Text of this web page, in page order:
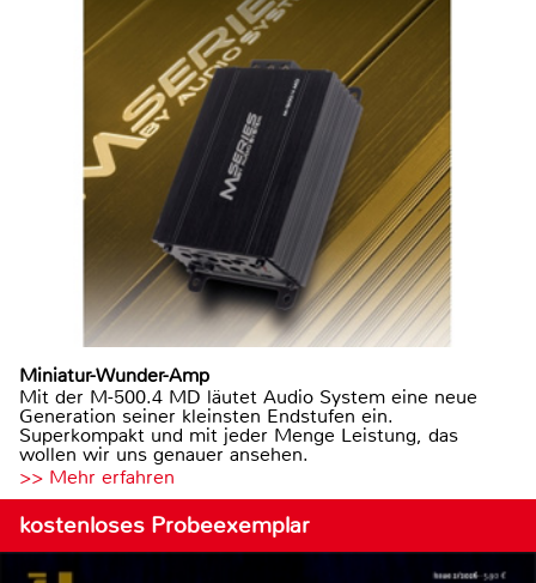
Miniatur-Wunder-Amp
Mit der M-500.4 MD läutet Audio System eine neue
Generation seiner kleinsten Endstufen ein.
Superkompakt und mit jeder Menge Leistung, das
wollen wir uns genauer ansehen.
>> Mehr erfahren
kostenloses Probeexemplar